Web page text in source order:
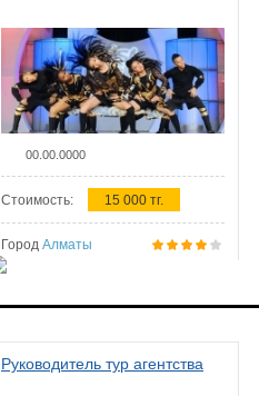
00.00.0000
Стоимость: 15 000 тг.
Город Алматы
Руководитель тур агентства